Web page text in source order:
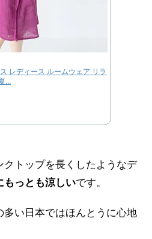
レディース ルームウェア リラ
...
トップを長くしたようなデ
もっとも涼しいです。
い日本ではほんとうに心地